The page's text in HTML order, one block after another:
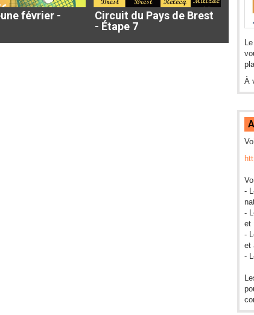
février -
Circuit du Pays de Brest
- Étape 7
À
-
-
et
-
et
-